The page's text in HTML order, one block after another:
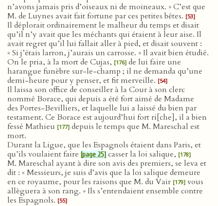
n’avons jamais pris d’oiseaux ni de moineaux. » C’est que
M. de Luynes avait fait fortune par ces petites bêtes. [53]
Il déplorait ordinairement le malheur du temps et disait
qu’il n’y avait que les méchants qui étaient à leur aise. Il
avait regret qu’il lui fallait aller à pied, et disait souvent :
« Si j’étais larron, j’aurais un carrosse. » Il avait bien étudié.
On le pria, à la mort de Cujas, [176] de lui faire une
harangue funèbre sur-le-champ ; il ne demanda qu’une
demi-heure pour y penser, et fit merveille. [54]
Il laissa son office de conseiller à la Cour à son clerc
nommé Borace, qui depuis a été fort aimé de Madame
des Portes-Bevilliers, et laquelle lui a laissé du bien par
testament. Ce Borace est aujourd’hui fort ri[che], il a bien
fessé Mathieu [177] depuis le temps que M. Mareschal est
mort.
Durant la Ligue, que les Espagnols étaient dans Paris, et
qu’ils voulaient faire [page 25] casser la loi salique, [178]
M. Mareschal ayant à dire son avis des premiers, se leva et
dit : « Messieurs, je suis d’avis que la loi salique demeure
en ce royaume, pour les raisons que M. du Vair [179] vous
allèguera à son rang. » Ils s’entendaient ensemble contre
les Espagnols. [55]